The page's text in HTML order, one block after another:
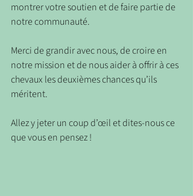
montrer votre soutien et de faire partie de
notre communauté.
Merci de grandir avec nous, de croire en
notre mission et de nous aider à offrir à ces
chevaux les deuxièmes chances qu’ils
méritent.
Allez y jeter un coup d’œil et dites-nous ce
que vous en pensez !